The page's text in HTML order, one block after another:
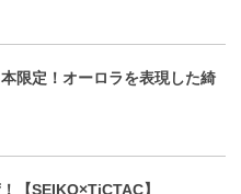
限定！オーロラを表現した綺
【SEIKO×TiCTAC】